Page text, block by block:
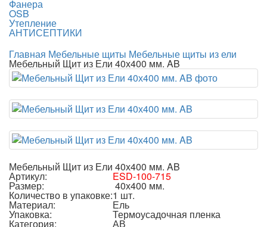
Фанера
OSB
Утепление
АНТИСЕПТИКИ
Главная Мебельные щиты Мебельные щиты из ели
Мебельный Щит из Ели 40х400 мм. AB
Мебельный Щит из Ели 40х400 мм. AB
Артикул: ESD-100-715
Размер: 40х400 мм.
Количество в упаковке:1 шт.
Материал: Ель
Упаковка: Термоусадочная пленка
Категория: АВ